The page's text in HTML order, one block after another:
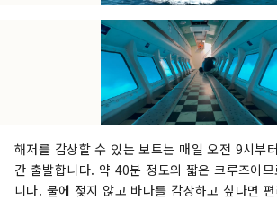
해저를 감상할 수 있는 보트는 매일 오전 9시부
간 출발합니다. 약 40분 정도의 짧은 크루즈이
니다. 물에 젖지 않고 바다를 감상하고 싶다면